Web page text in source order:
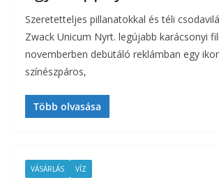
Szeretetteljes pillanatokkal és téli
Zwack Unicum Nyrt. legújabb karácsonyi
novemberben debütáló reklámban egy
színészpáros,
Több olvasása
VÁSÁRLÁS VÍZ